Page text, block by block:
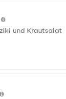
und Krautsalat